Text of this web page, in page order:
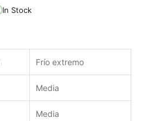
In Stock
Frío extremo
Media
Media